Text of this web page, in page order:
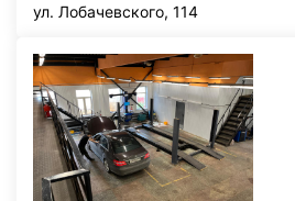
ул. Лобачевского, 114